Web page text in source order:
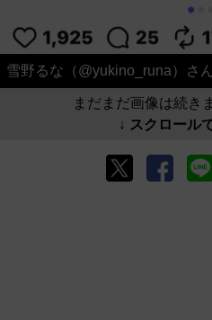
雪野るな（@yukino_runa）さ
まだまだ画像は続き
↓ スクロール